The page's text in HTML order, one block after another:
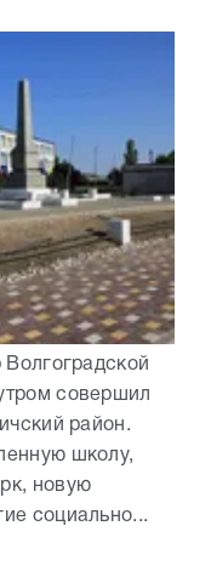
Волгоградской
совершил
район.
школу,
новую
социально...